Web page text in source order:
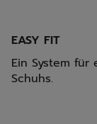
EASY FIT
Ein System
Schuhs.